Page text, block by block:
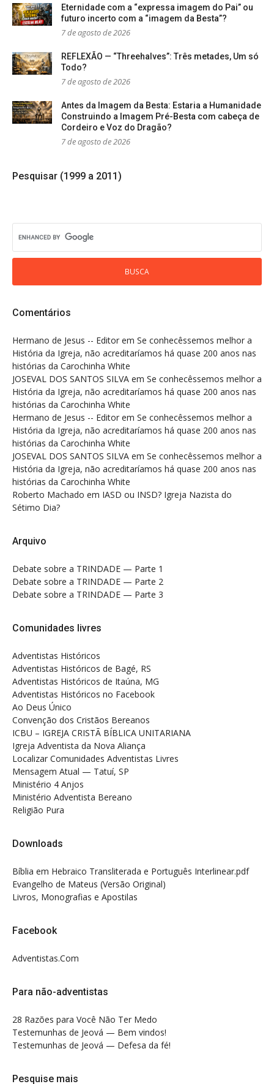
Eternidade com a “expressa imagem do Pai” ou
futuro incerto com a “imagem da Besta”?
7 de agosto de 2026
REFLEXÃO — “Threehalves”: Três metades, Um só
Todo?
7 de agosto de 2026
Antes da Imagem da Besta: Estaria a Humanidade
Construindo a Imagem Pré-Besta com cabeça de
Cordeiro e Voz do Dragão?
7 de agosto de 2026
Pesquisar (1999 a 2011)
Comentários
Hermano de Jesus -- Editor em Se conhecêssemos melhor a
História da Igreja, não acreditaríamos há quase 200 anos nas
histórias da Carochinha White
JOSEVAL DOS SANTOS SILVA em Se conhecêssemos melhor a
História da Igreja, não acreditaríamos há quase 200 anos nas
histórias da Carochinha White
Hermano de Jesus -- Editor em Se conhecêssemos melhor a
História da Igreja, não acreditaríamos há quase 200 anos nas
histórias da Carochinha White
JOSEVAL DOS SANTOS SILVA em Se conhecêssemos melhor a
História da Igreja, não acreditaríamos há quase 200 anos nas
histórias da Carochinha White
Roberto Machado em IASD ou INSD? Igreja Nazista do
Sétimo Dia?
Arquivo
Debate sobre a TRINDADE — Parte 1
Debate sobre a TRINDADE — Parte 2
Debate sobre a TRINDADE — Parte 3
Comunidades livres
Adventistas Históricos
Adventistas Históricos de Bagé, RS
Adventistas Históricos de Itaúna, MG
Adventistas Históricos no Facebook
Ao Deus Único
Convenção dos Cristãos Bereanos
ICBU – IGREJA CRISTÃ BÍBLICA UNITARIANA
Igreja Adventista da Nova Aliança
Localizar Comunidades Adventistas Livres
Mensagem Atual — Tatuí, SP
Ministério 4 Anjos
Ministério Adventista Bereano
Religião Pura
Downloads
Bíblia em Hebraico Transliterada e Português Interlinear.pdf
Evangelho de Mateus (Versão Original)
Livros, Monografias e Apostilas
Facebook
Adventistas.Com
Para não-adventistas
28 Razões para Você Não Ter Medo
Testemunhas de Jeová — Bem vindos!
Testemunhas de Jeová — Defesa da fé!
Pesquise mais